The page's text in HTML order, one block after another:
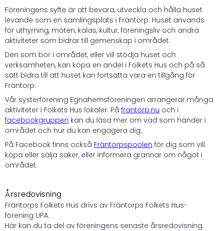
Föreningens syfte är att bevara, utveckla och hålla huset
levande som en samlingsplats i Fräntorp. Huset används
för uthyrning, möten, kalas, kultur, föreningsliv och andra
aktiviteter som bidrar till gemenskap i området.
Den som bor i området, eller vill stödja huset och
verksamheten, kan köpa en andel i Folkets Hus och på så
sätt bidra till att huset kan fortsätta vara en tillgång för
Fräntorp.
Vår systerförening Egnahemsföreningen arrangerar många
aktiviteter i Folkets Hus lokaler. På frantorp.nu och i
facebookgruppen kan du läsa mer om vad som händer i
området och hur du kan engagera dig.
På Facebook finns också Fräntorpspoolen för dig som vill
köpa eller sälja saker, eller informera grannar om något i
området.
Årsredovisning
Fräntorps Folkets Hus drivs av Fräntorps Folkets Hus-
förening UPA.
Här kan du ta del av föreningens senaste årsredovisning.